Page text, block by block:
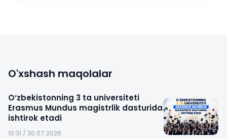
O'xshash maqolalar
O‘zbekistonning 3 ta universiteti
Erasmus Mundus magistrlik dasturida
ishtirok etadi
10:31 / 30.07.2026